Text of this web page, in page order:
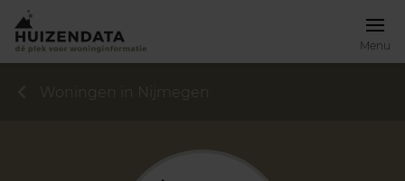
Menu
Woningen in Nijmegen